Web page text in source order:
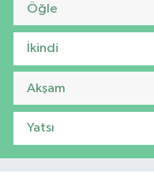
Öğle
İkindi
Akşam
Yatsı